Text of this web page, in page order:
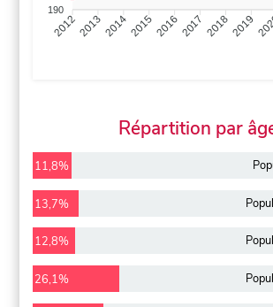
190
201220132014201520162017 20182019
Répartition par
11,8%
13,7%
12,8%
26,1%